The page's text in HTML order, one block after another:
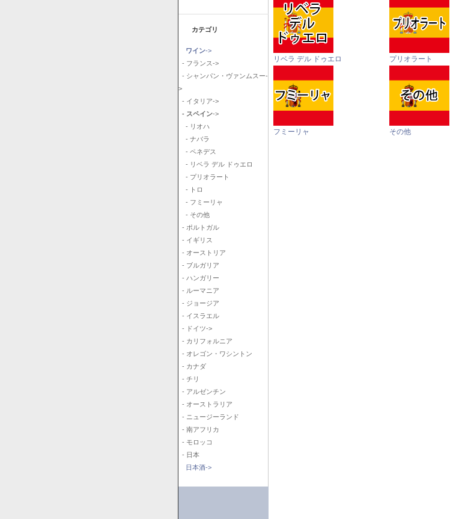
カテゴリ
ワイン->
- フランス->
- シャンパン・ヴァンムスー-
>
- イタリア->
- スペイン->
- リオハ
- ナバラ
- ペネデス
- リベラ デル ドゥエロ
- プリオラート
- トロ
- フミーリャ
- その他
- ポルトガル
- イギリス
- オーストリア
- ブルガリア
- ハンガリー
- ルーマニア
- ジョージア
- イスラエル
- ドイツ->
- カリフォルニア
- オレゴン・ワシントン
- カナダ
- チリ
- アルゼンチン
- オーストラリア
- ニュージーランド
- 南アフリカ
- モロッコ
- 日本
日本酒->
リベラ デル ドゥエロ プリオラート
フミーリャ その他